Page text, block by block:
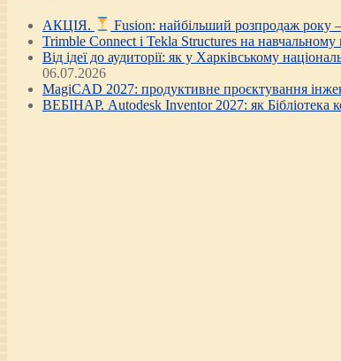
АКЦІЯ. Fusion: найбільший розпродаж року
Trimble Connect і Tekla Structures на
Від ідеї до аудиторії: як у Харківському
06.07.2026
MagiCAD 2027: продуктивне проєктування
ВЕБІНАР. Autodesk Inventor 2027: як Бібліотека